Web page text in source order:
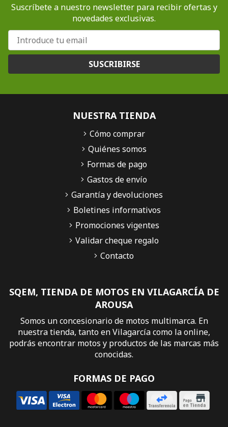
Suscríbete a nuestro newsletter para recibir ofertas y
novedades exclusivas.
SUSCRIBIRSE
SQEM, TIENDA DE MOTOS EN VILAGARCÍA DE
AROUSA
Somos un concesionario de motos multimarca. En
nuestra tienda, tanto en Vilagarcía como la online,
podrás encontrar motos y productos de las marcas más
conocidas.
FORMAS DE PAGO
NUESTRA TIENDA
Cómo comprar
Quiénes somos
Formas de pago
Gastos de envío
Garantía y devoluciones
Boletines informativos
Promociones vigentes
Validar cheque regalo
Contacto